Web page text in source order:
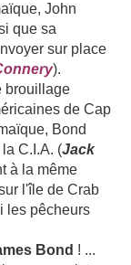
John
que sa
sur place
).
brouillage
de Cap
Bond
C.I.A. (Jack
à la même
l'île de Crab
les pêcheurs
Bond ! ...